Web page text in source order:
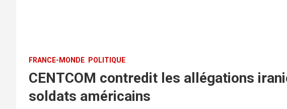
FRANCE-MONDE POLITIQUE
CENTCOM contredit les allégations
soldats américains